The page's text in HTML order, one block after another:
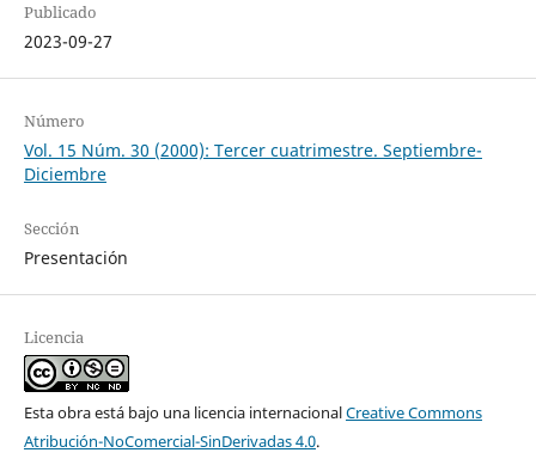
Publicado
2023-09-27
Número
Vol. 15 Núm. 30 (2000): Tercer cuatrimestre. Septiembre-
Diciembre
Sección
Presentación
Licencia
Esta obra está bajo una licencia internacionalCreative Commons
Atribución-NoComercial-SinDerivadas 4.0.